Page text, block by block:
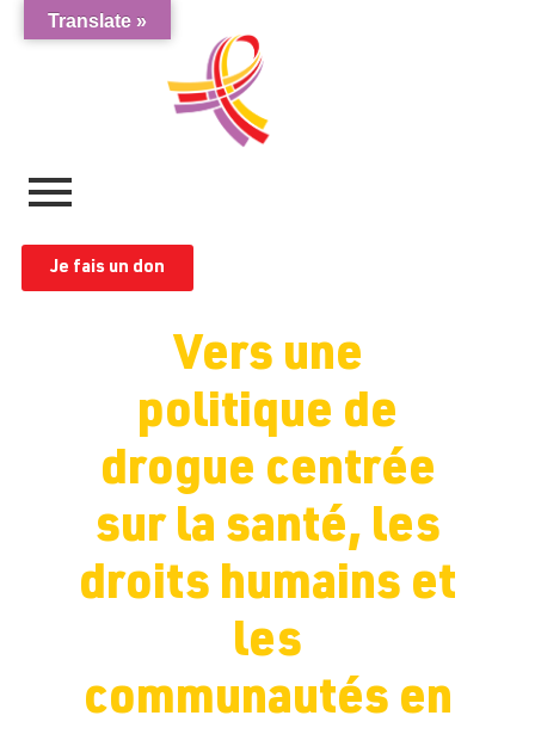
Je fais un don
Vers une
politique de
drogue centrée
sur la santé, les
droits humains et
les
communautés en
Translate »